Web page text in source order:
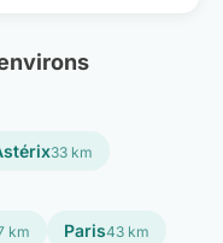
33 km
km Paris43 km